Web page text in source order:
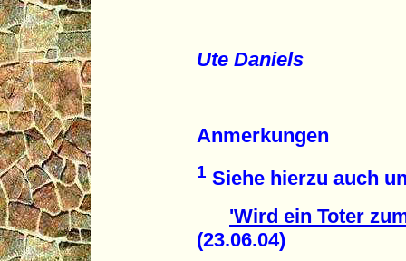
Ute Daniels
Anmerkungen
1 Siehe hierzu auch
'Wird ein Toter
(23.06.04)